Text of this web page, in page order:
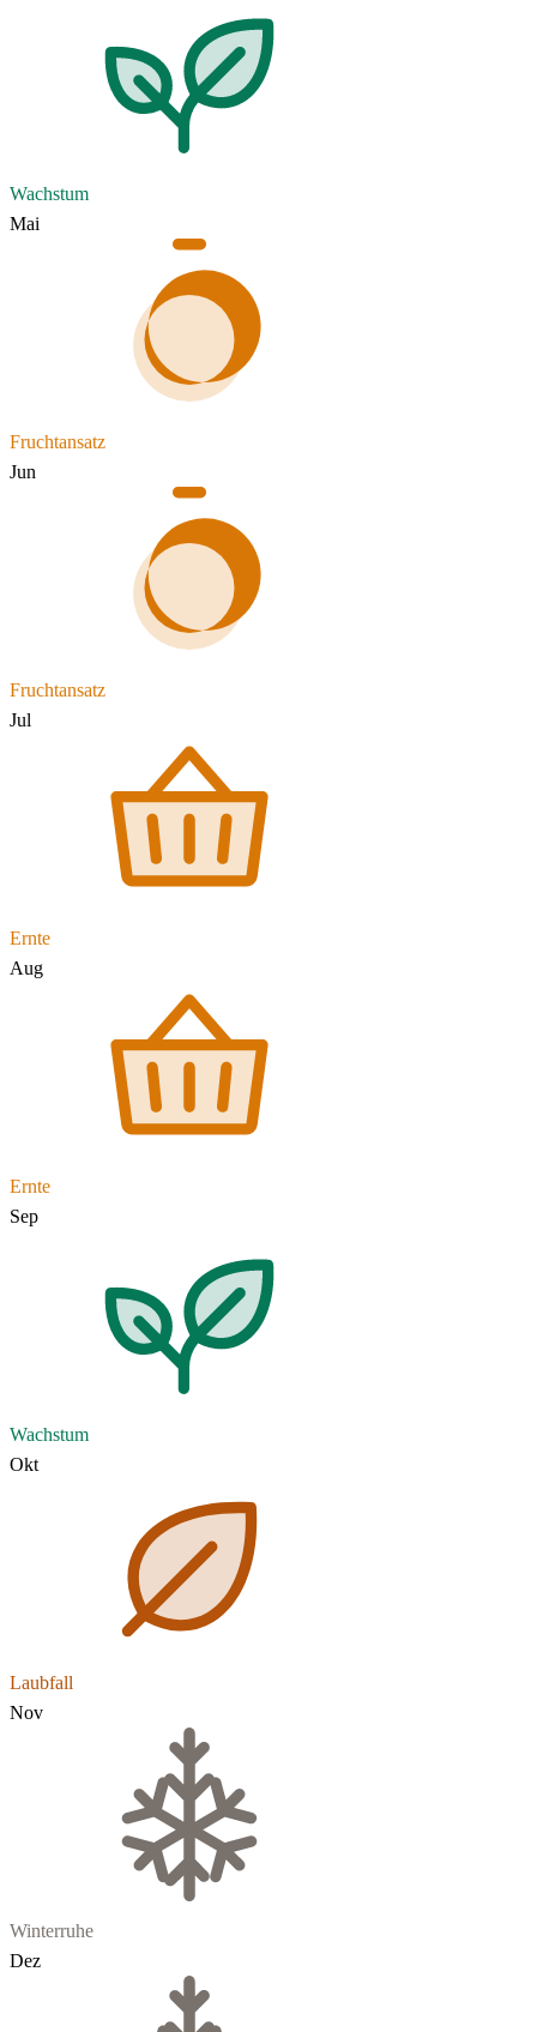
Wachstum
Mai
Fruchtansatz
Jun
Fruchtansatz
Jul
Ernte
Aug
Ernte
Sep
Wachstum
Okt
Laubfall
Nov
Winterruhe
Dez